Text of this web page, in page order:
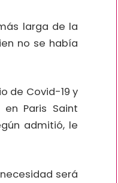
larga de la
no se había
de Covid-19 y
Paris Saint
admitió, le
será